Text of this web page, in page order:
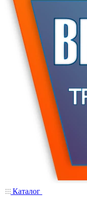
Каталог